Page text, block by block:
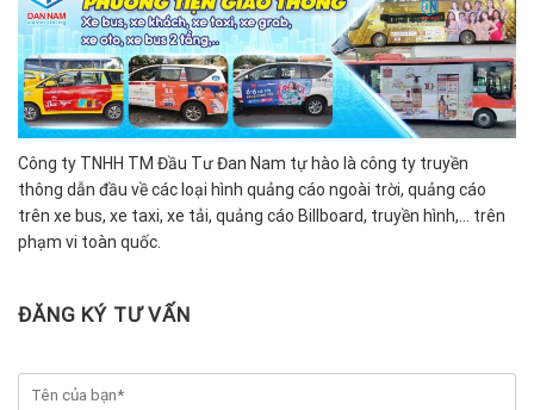
Công ty TNHH TM Đầu Tư Đan Nam tự hào là công ty truyền
thông dẫn đầu về các loại hình quảng cáo ngoài trời, quảng cáo
trên xe bus, xe taxi, xe tải, quảng cáo Billboard, truyền hình,… trên
phạm vi toàn quốc.
ĐĂNG KÝ TƯ VẤN